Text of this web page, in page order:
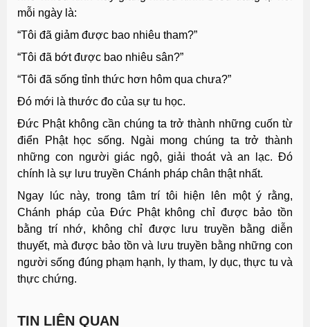
mỗi ngày là:
“Tôi đã giảm được bao nhiêu tham?”
“Tôi đã bớt được bao nhiêu sân?”
“Tôi đã sống tỉnh thức hơn hôm qua chưa?”
Đó mới là thước đo của sự tu học.
Đức Phật không cần chúng ta trở thành những cuốn từ
điển Phật học sống. Ngài mong chúng ta trở thành
những con người giác ngộ, giải thoát và an lạc. Đó
chính là sự lưu truyền Chánh pháp chân thật nhất.
Ngay lúc này, trong tâm trí tôi hiện lên một ý rằng,
Chánh pháp của Đức Phật không chỉ được bảo tồn
bằng trí nhớ, không chỉ được lưu truyền bằng diễn
thuyết, mà được bảo tồn và lưu truyền bằng những con
người sống đúng phạm hạnh, ly tham, ly dục, thực tu và
thực chứng.
TIN LIÊN QUAN